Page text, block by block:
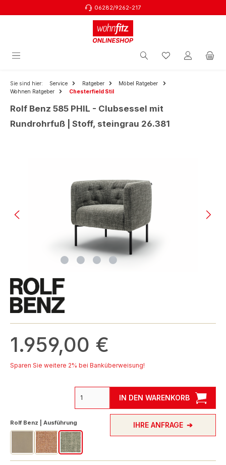
06282/9262-217
Sie sind hier: Service Ratgeber
Möbel Ratgeber
Wohnen Ratgeber
Chesterfield Stil
Rolf Benz 585 PHIL - Clubsessel mit
Rundrohrfuß | Stoff, steingrau 26.381
1.959,00 €
Sparen Sie weitere 2% bei Banküberweisung!
IN DEN WARENKORB
IHRE ANFRAGE
Rolf Benz | Ausführung
Leder | beigebraun 42.402
Stoff | signalbraun 26.382
Stoff | steingrau 26.381